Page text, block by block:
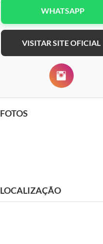
WHATSAPP
VISITAR SITE OFICIAL
FOTOS
LOCALIZAÇÃO